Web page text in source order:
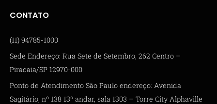
CONTATO
(11) 94785-1000
Sede Endereço: Rua Sete de Setembro, 262 Centro –
Piracaia/SP 12970-000
Ponto de Atendimento São Paulo endereço: Avenida
Sagitário, nº 138 13º andar, sala 1303 – Torre City Alphaville